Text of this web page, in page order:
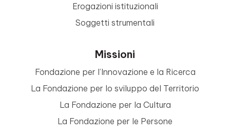
Erogazioni istituzionali
Soggetti strumentali
Missioni
Fondazione per l’Innovazione e la Ricerca
La Fondazione per lo sviluppo del Territorio
La Fondazione per la Cultura
La Fondazione per le Persone